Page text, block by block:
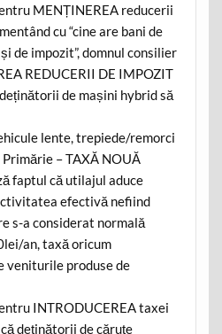
MENȚINEREA reducerii
cu “cine are bani de
de impozit”, domnul consilier
REDUCERII DE IMPOZIT
de mașini hybrid să
lente, trepiede/remorci
– TAXĂ NOUĂ
faptul că utilajul aduce
efectivă nefiind
s-a considerat normală
an, taxă oricum
veniturile produse de
INTRODUCEREA taxei
deținătorii de căruțe